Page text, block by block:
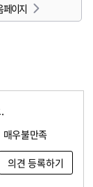
페이지
매우불만족